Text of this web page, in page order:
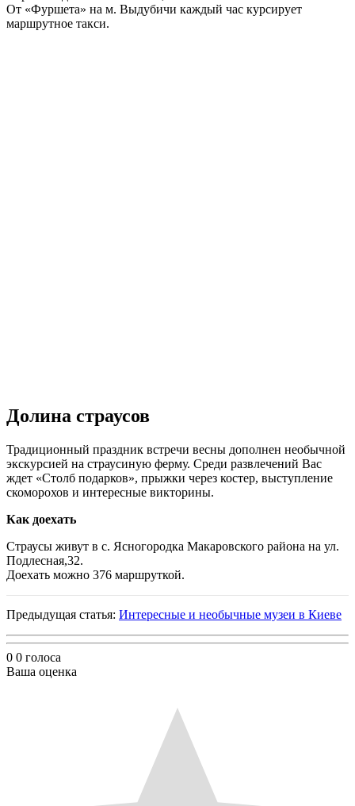
От «Фуршета» на м. Выдубичи каждый час курсирует
маршрутное такси.
Долина страусов
Традиционный праздник встречи весны дополнен необычной
экскурсией на страусиную ферму. Среди развлечений Вас
ждет «Столб подарков», прыжки через костер, выступление
скоморохов и интересные викторины.
Как доехать
Страусы живут в с. Ясногородка Макаровского района на ул.
Подлесная,32.
Доехать можно 376 маршруткой.
Предыдущая статья: Интересные и необычные музеи в Киеве
0 0 голоса
Ваша оценка